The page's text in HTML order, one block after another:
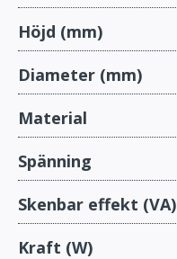
Höjd (mm)
Diameter (mm)
Material
Spänning
Skenbar effekt (VA)
Kraft (W)